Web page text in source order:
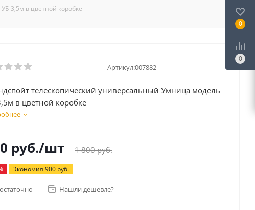
3,5м в цветной коробке
Артикул:007882
телескопический универсальный Умница модель
в цветной коробке
руб./шт 1 800руб.
Экономия 900 руб.
Нашли дешевле?
0
0